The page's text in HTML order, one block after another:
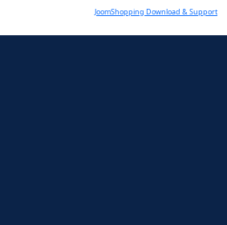
JoomShopping Download & Support